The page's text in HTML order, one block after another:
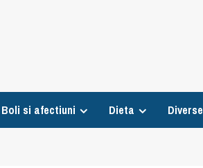
Boli si afectiuni Dieta Diverse